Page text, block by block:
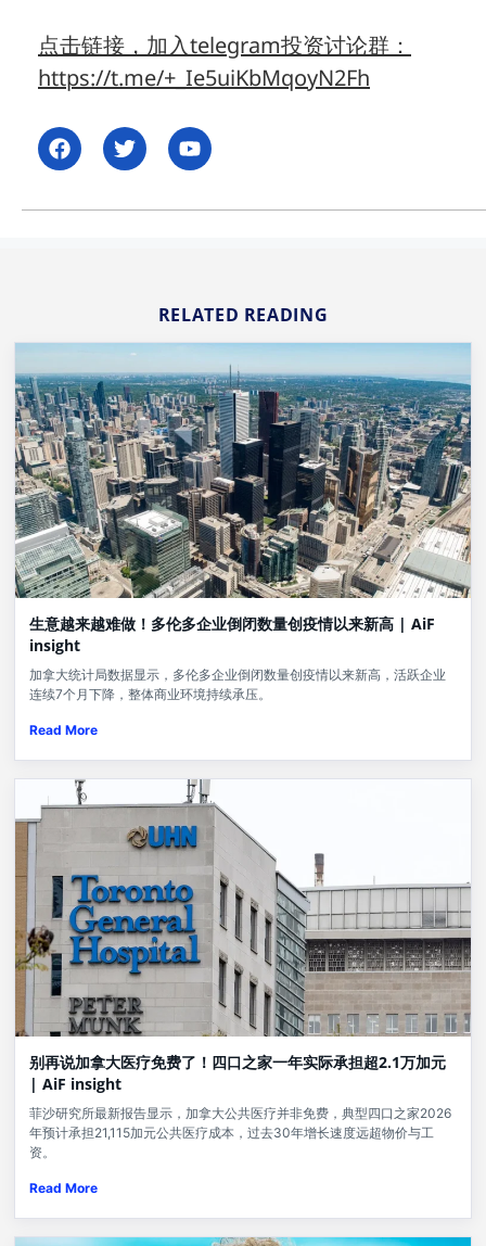
点击链接，加入telegram投资讨论群：
https://t.me/+_Ie5uiKbMqoyN2Fh
RELATED READING
生意越来越难做！多伦多企业倒闭数量创疫情以来新高 | AiF
insight
加拿大统计局数据显示，多伦多企业倒闭数量创疫情以来新高，活跃企业
连续7个月下降，整体商业环境持续承压。
Read More
别再说加拿大医疗免费了！四口之家一年实际承担超2.1万加元
| AiF insight
菲沙研究所最新报告显示，加拿大公共医疗并非免费，典型四口之家2026
年预计承担21,115加元公共医疗成本，过去30年增长速度远超物价与工
资。
Read More